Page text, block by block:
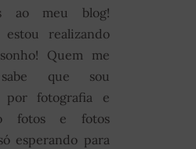
ao meu blog!
estou realizando
Quem me
que sou
por fotografia e
fotos e fotos
esperando para